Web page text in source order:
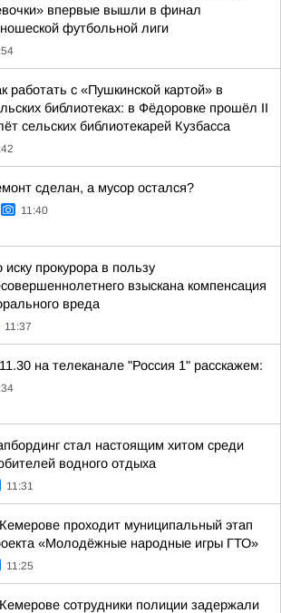
впервые вышли в финал
футбольной лиги
работать с «Пушкинской картой» в
библиотеках: в Фёдоровке прошёл II
сельских библиотекарей Кузбасса
сделан, а мусор остался?
11:40
иску прокурора в пользу
взыскана компенсация
вреда
11:37
на телеканале "Россия 1" расскажем:
стал настоящим хитом среди
водного отдыха
11:31
проходит муниципальный этап
«Молодёжные народные игры ГТО»
11:25
сотрудники полиции задержали